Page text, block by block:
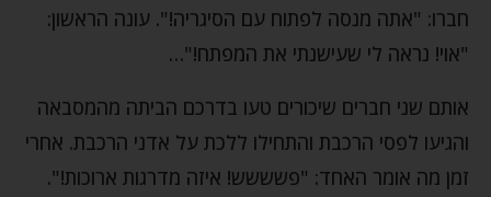
חברו: "אתה מנסה לפתוח עם הסיגריה!". עונה הראשון:
"אוי! נראה לי שעישנתי את המפתח!"…
אותם שני חברים שיכורים טעו בדרכם הביתה מהמסבאה
והגיעו לפסי הרכבת והתחילו ללכת על אדני הרכבת. אחרי
זמן מה אומר האחד: "פשששש! איזה מדרגות ארוכות!".